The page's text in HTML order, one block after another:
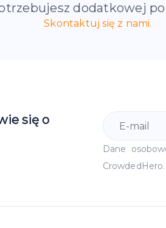
dodatkowej
Skontaktuj się z nami.
się o
Dane